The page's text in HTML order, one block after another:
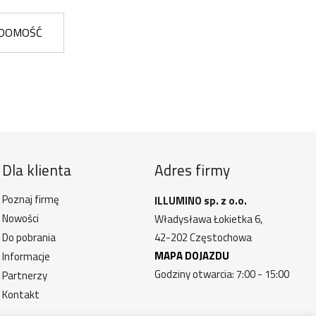
Dla klienta
Poznaj firmę
Nowości
Do pobrania
Informacje
Partnerzy
Kontakt
Adres firmy
ILLUMINO sp. z o.o.
Władysława Łokietka 6,
42-202 Częstochowa
MAPA DOJAZDU
Godziny otwarcia: 7:00 - 15:00